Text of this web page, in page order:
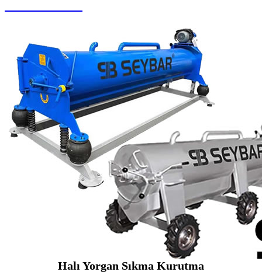
Halı Yorgan Sıkma Kurutma